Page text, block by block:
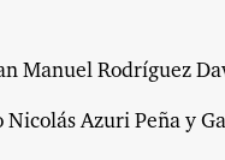
Manuel Rodríguez
Azuri Peña y